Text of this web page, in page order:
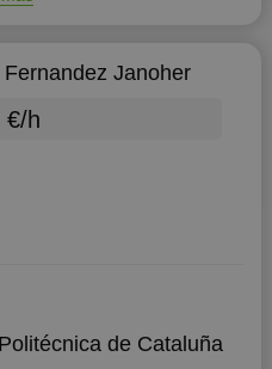
Fernandez Janoher
€/h
de Cataluña